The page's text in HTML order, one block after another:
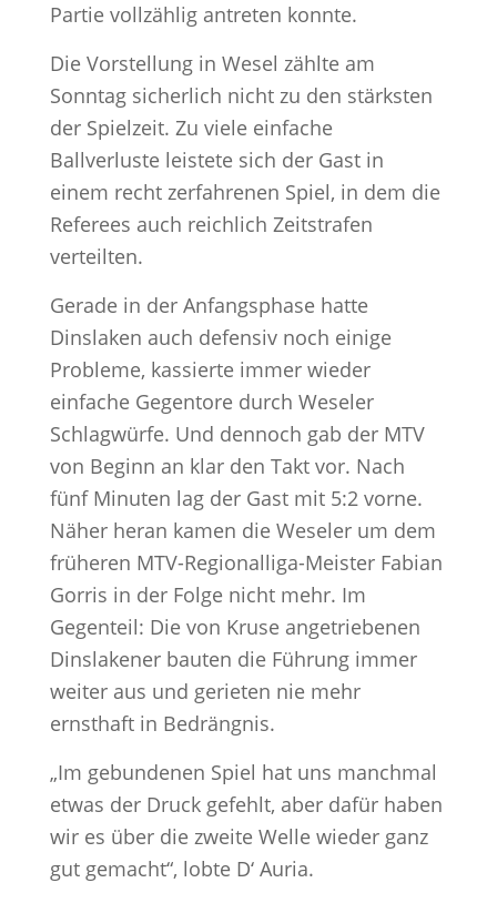
Partie vollzählig antreten konnte.
Die Vorstellung in Wesel zählte am
Sonntag sicherlich nicht zu den stärksten
der Spielzeit. Zu viele einfache
Ballverluste leistete sich der Gast in
einem recht zerfahrenen Spiel, in dem die
Referees auch reichlich Zeitstrafen
verteilten.
Gerade in der Anfangsphase hatte
Dinslaken auch defensiv noch einige
Probleme, kassierte immer wieder
einfache Gegentore durch Weseler
Schlagwürfe. Und dennoch gab der MTV
von Beginn an klar den Takt vor. Nach
fünf Minuten lag der Gast mit 5:2 vorne.
Näher heran kamen die Weseler um dem
früheren MTV-Regionalliga-Meister Fabian
Gorris in der Folge nicht mehr. Im
Gegenteil: Die von Kruse angetriebenen
Dinslakener bauten die Führung immer
weiter aus und gerieten nie mehr
ernsthaft in Bedrängnis.
„Im gebundenen Spiel hat uns manchmal
etwas der Druck gefehlt, aber dafür haben
wir es über die zweite Welle wieder ganz
gut gemacht“, lobte D‘ Auria.